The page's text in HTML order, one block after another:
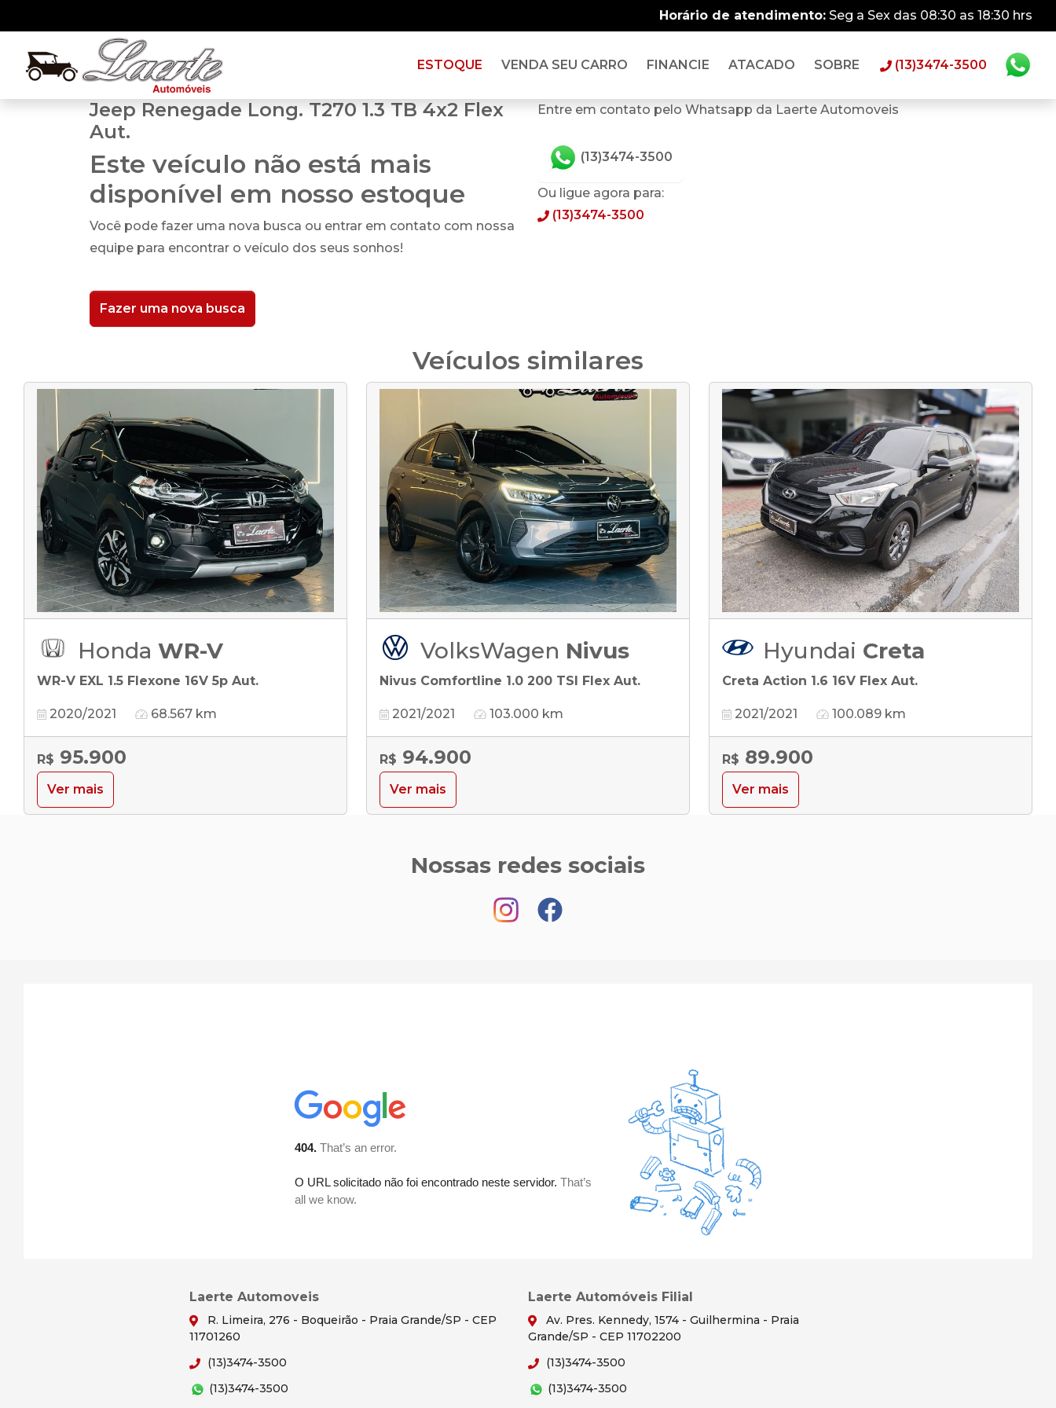
Horário de atendimento: Seg a Sex das 08:30 as 18:30 hrs
ESTOQUE VENDA SEU CARRO FINANCIE ATACADO SOBRE (13)3474-3500
Jeep Renegade Long. T270 1.3 TB 4x2 Flex
Aut.
Este veículo não está mais
disponível em nosso estoque
Você pode fazer uma nova busca ou entrar em contato com nossa
equipe para encontrar o veículo dos seus sonhos!
Fazer uma nova busca
Entre em contato pelo Whatsapp da Laerte Automoveis
(13)3474-3500
Ou ligue agora para:
(13)3474-3500
Veículos similares
Honda WR-V
WR-V EXL 1.5 Flexone 16V 5p Aut.
2020/2021 68.567 km
R$ 95.900
Ver mais
VolksWagen Nivus
Nivus Comfortline 1.0 200 TSI Flex Aut.
2021/2021 103.000 km
R$ 94.900
Ver mais
Hyundai Creta
Creta Action 1.6 16V Flex Aut.
2021/2021 100.089 km
R$ 89.900
Ver mais
Nossas redes sociais
Laerte Automoveis
R. Limeira, 276 - Boqueirão - Praia Grande/SP - CEP
11701260
(13)3474-3500
(13)3474-3500
Laerte Automóveis Filial
Av. Pres. Kennedy, 1574 - Guilhermina - Praia
Grande/SP - CEP 11702200
(13)3474-3500
(13)3474-3500